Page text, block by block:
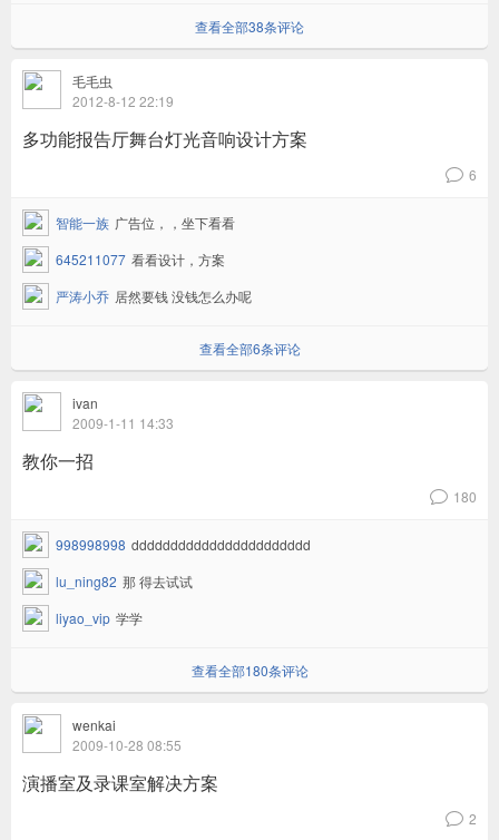
查看全部38条评论
毛毛虫
2012-8-12 22:19
多功能报告厅舞台灯光音响设计方案
v 6
智能一族 广告位，，坐下看看
645211077 看看设计，方案
严涛小乔 居然要钱 没钱怎么办呢
查看全部6条评论
ivan
2009-1-11 14:33
教你一招
v 180
998998998 ddddddddddddddddddddddd
lu_ning82 那 得去试试
liyao_vip 学学
查看全部180条评论
wenkai
2009-10-28 08:55
演播室及录课室解决方案
v 2